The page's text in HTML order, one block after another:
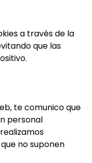
a través de la
que las
te comunico que
personal
no suponen